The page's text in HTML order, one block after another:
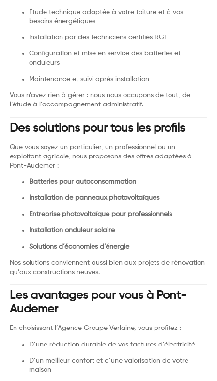
Étude technique adaptée à votre toiture et à vos
besoins énergétiques
Installation par des techniciens certifiés RGE
Configuration et mise en service des batteries et
onduleurs
Maintenance et suivi après installation
Vous n’avez rien à gérer : nous nous occupons de tout, de
l’étude à l’accompagnement administratif.
Des solutions pour tous les profils
Que vous soyez un particulier, un professionnel ou un
exploitant agricole, nous proposons des offres adaptées à
Pont-Audemer :
Batteries pour autoconsommation
Installation de panneaux photovoltaïques
Entreprise photovoltaïque pour professionnels
Installation onduleur solaire
Solutions d’économies d’énergie
Nos solutions conviennent aussi bien aux projets de rénovation
qu’aux constructions neuves.
Les avantages pour vous à Pont-
Audemer
En choisissant l’Agence Groupe Verlaine, vous profitez :
D’une réduction durable de vos factures d’électricité
D’un meilleur confort et d’une valorisation de votre
maison